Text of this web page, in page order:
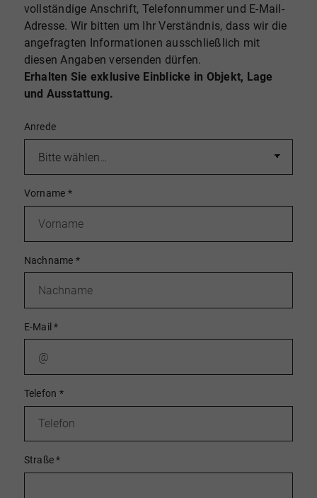
vollständige Anschrift, Telefonnummer und E-Mail-
Adresse. Wir bitten um Ihr Verständnis, dass wir die
angefragten Informationen ausschließlich mit
diesen Angaben versenden dürfen.
Erhalten Sie exklusive Einblicke in Objekt, Lage
und Ausstattung.
Anrede
Vorname *
Nachname *
E-Mail*
Telefon *
Straße*